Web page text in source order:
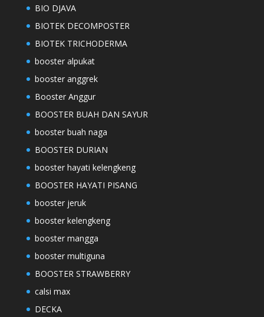
BIO DJAVA
BIOTEK DECOMPOSTER
BIOTEK TRICHODERMA
booster alpukat
booster anggrek
Booster Anggur
BOOSTER BUAH DAN SAYUR
booster buah naga
BOOSTER DURIAN
booster hayati kelengkeng
BOOSTER HAYATI PISANG
booster jeruk
booster kelengkeng
booster mangga
booster multiguna
BOOSTER STRAWBERRY
calsi max
DECKA